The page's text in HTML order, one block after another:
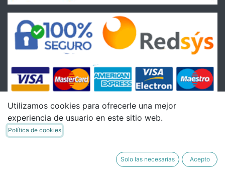
Condiciones
Utilizamos cookies para ofrecerle una mejor
experiencia de usuario en este sitio web.
Política de cookies
Solo las necesarias Acepto